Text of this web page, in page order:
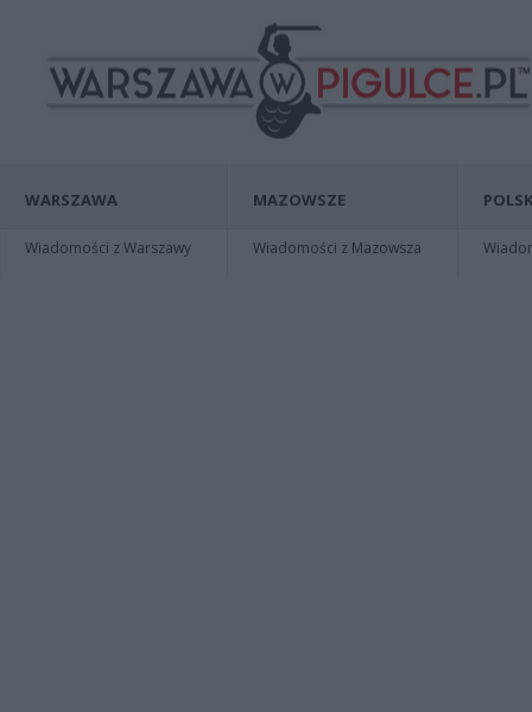
WARSZAWA
Wiadomości z Warszawy
MAZOWSZE
Wiadomości z Mazowsza